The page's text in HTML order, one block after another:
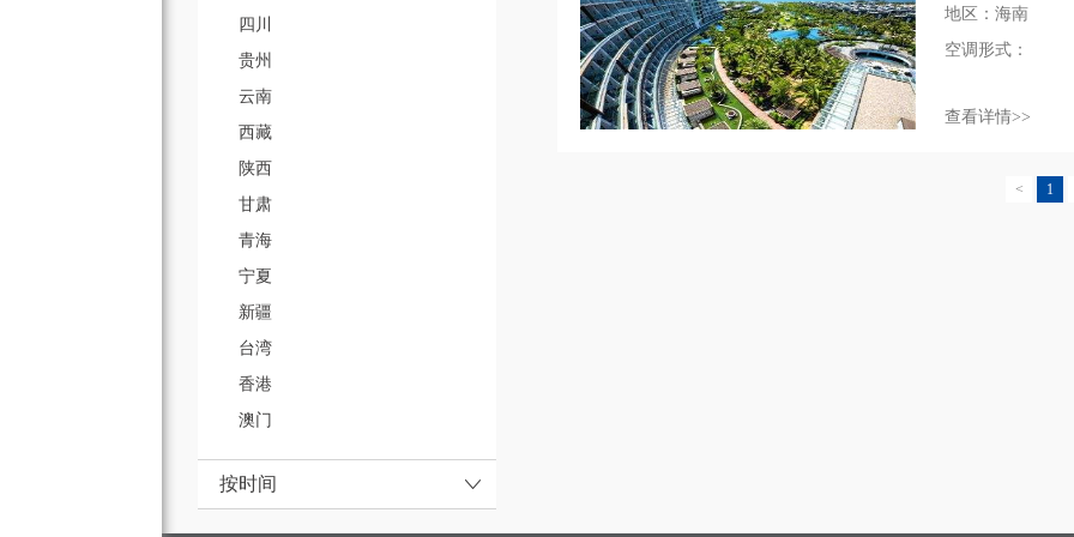
四川
贵州
云南
西藏
陕西
甘肃
青海
宁夏
新疆
台湾
香港
澳门
按时间
地区：海南
空调形式：
查看详情>>
< 1